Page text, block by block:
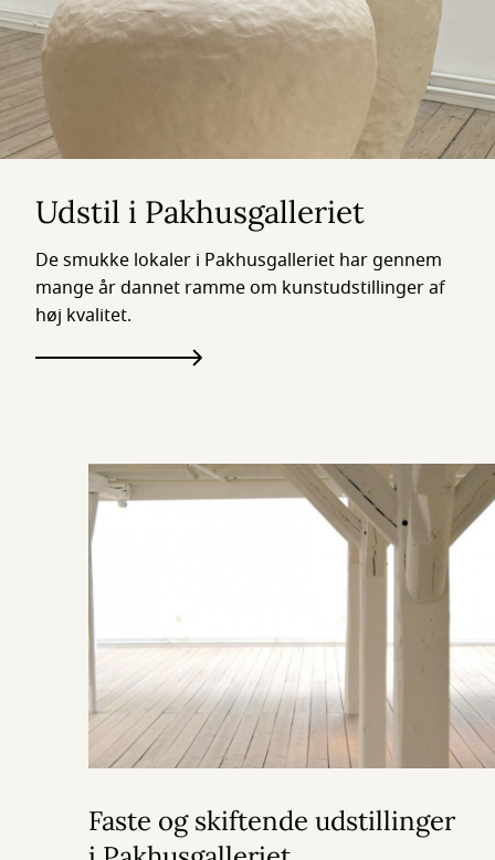
Udstil i Pakhusgalleriet
De smukke lokaler i Pakhusgalleriet har gennem
mange år dannet ramme om kunstudstillinger af
høj kvalitet.
Faste og skiftende udstillinger